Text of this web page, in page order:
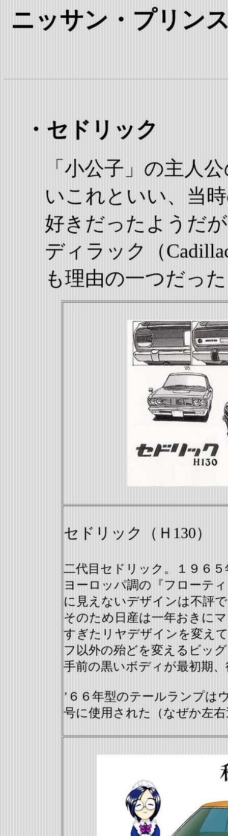
ニッサン・プリン
・セドリック
「小公子」の主人
いこれといい、当
好きだったようだ
ディラック（
も理由の一つだっ
セドリック（Ｈ130）
二代目セドリック。１９６
ヨーロッパ調の『フローテ
に見えないデザインは不評
そのため日産は一年おきに
すぎたリヤデザインを変え
フ以外の殆どを変えるビッ
手前の黒いボディが最初期
’６６年型のテールランプは
号に使用された（なぜか左